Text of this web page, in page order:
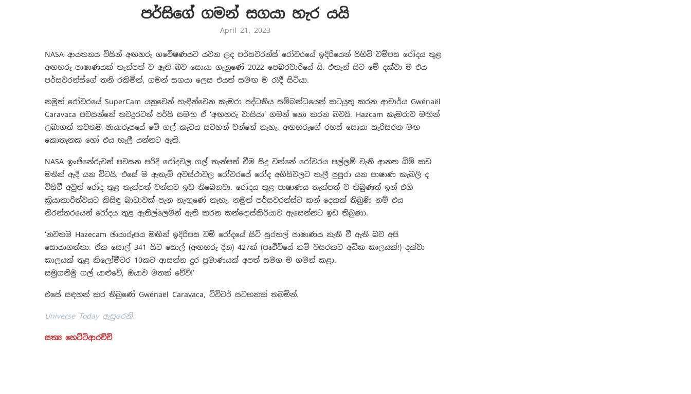
පර්සිගේ ගමන් සගයා හැර යයි
April 21, 2023
NASA ආයතනය විසින් අඟහරු ගවේෂණයට යවන ලද පර්සවරන්ස් රෝවරයේ ඉදිරියෙන් පිහිටි වම්පස රෝදය තුළ
අඟහරු පාෂාණයක් තැන්පත් ව ඇති බව සොයා ගැනුණේ 2022 පෙබරවාරියේ යි. එතැන් සිට මේ දක්වා ම එය
පර්සවරන්ස්ගේ තනි රකිමින්, ගමන් සගයා ලෙස එයත් සමඟ ම රැඳී සිටියා.
නමුත් රෝවරයේ SuperCam යනුවෙන් හැඳින්වෙන කැමරා පද්ධතිය සම්බන්ධයෙන් කටයුතු කරන ආචාර්ය Gwénaël
Caravaca පවසන්නේ තවදුරටත් පර්සි සමඟ ඒ ‘අඟහරු වාසියා’ ගමන් නො කරන බවයි. Hazcam කැමරාව මඟින්
ලබාගත් නවතම ඡායාරූපයේ මේ ගල් කැටය සටහන් වන්නේ නැහැ. අඟහරුගේ රහස් සොයා සැරිසරන මඟ
කොතැනක හෝ එය හැලී යන්නට ඇති.
NASA ඉංජිනේරුවන් පවසන පරිදි රෝදවල ගල් තැන්පත් වීම සිදු වන්නේ රෝවරය පල්ලම් වැනි ආනත බිම් කඩ
මතින් ඇදී යන විටයි. එසේ ම ඇතැම් අවස්ථාවල රෝවරයේ රෝද අගිසිවලට තැලී පුපුරා යන පාෂාණ කැබලි ද
විසිවී අවුත් රෝද තුළ තැන්පත් වන්නට ඉඩ තිබෙනවා. රෝදය තුළ පාෂාණය තැන්පත් ව තිබුණත් ඉන් එහි
ක්‍රියාකාරිත්වයට කිසිඳු බාධාවක් පැන නැඟුණේ නැහැ. නමුත් පර්සවරන්ස්ට කන් දෙකක් තිබුණි නම් එය
නිරන්තරයෙන් රෝදය තුළ ඇතිල්ලෙමින් ඇති කරන කන්දොස්කිරියාව ඇසෙන්නට ඉඩ තිබුණා.
‘නවතම Hazecam ඡායාරූපය මඟින් ඉදිරිපස වම් රෝදයේ සිටි සුරතල් පාෂාණය නැති වී ඇති බව අපි
සොයාගත්තා. ඒක සොල් 341 සිට සොල් (අඟහරු දින) 427ක් (පෘථිවියේ නම් වසරකට අධික කාලයක්!) දක්වා
කාලයක් තුළ කිලෝමීටර 10කට ආසන්න දුර ප්‍රමාණයක් අපත් සමග ම ගමන් කළා.
සමුගනිමු ගල් යාළුවේ, ඔයාව මතක් වේවි!’
එසේ සඳහන් කර තිබු‍ණේ Gwénaël Caravaca, ට්විටර් සටහනක් තබමින්.
Universe Today ඇසුරෙනි.
සත්‍ය හෙට්ටිආරච්චි